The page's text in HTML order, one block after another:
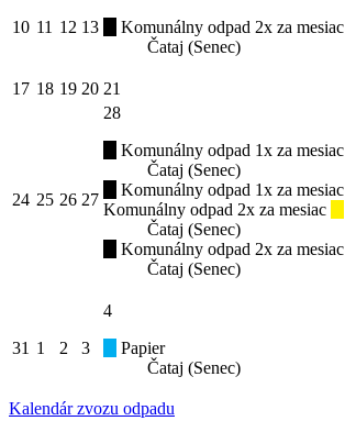
10 11 12 13
Komunálny odpad 2x za mesiac
Čataj (Senec)
17 18 19 20 21
24 25 26 27
28
Komunálny odpad 1x za mesiac
Čataj (Senec)
Komunálny odpad 1x za mesiac
Komunálny odpad 2x za mesiac
Čataj (Senec)
Komunálny odpad 2x za mesiac
Čataj (Senec)
31 1 2 3
4
Papier
Čataj (Senec)
Kalendár zvozu odpadu